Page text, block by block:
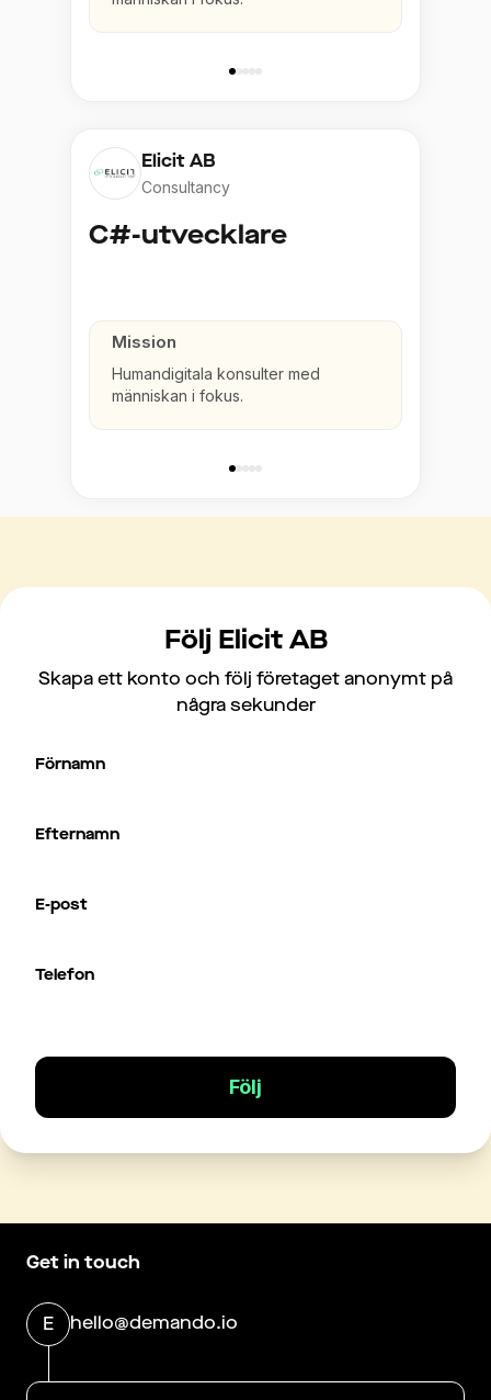
Elicit AB
Consultancy
C#-utvecklare
Mission
Humandigitala konsulter med
människan i fokus.
Följ Elicit AB
Skapa ett konto och följ företaget anonymt på
några sekunder
Förnamn
Efternamn
E-post
Telefon
Följ
Get in touch
E hello@demando.io